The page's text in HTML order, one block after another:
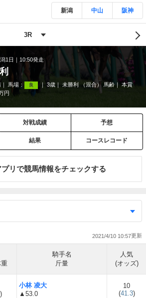
新潟 中山 阪神
1日 10:50発走
馬場： 良 3歳 未勝利 （混合） 馬齢
本賞
円
対戦成績 予想
結果 コースレコード
リで競馬情報をチェックする
2021/4/10 10:57
騎手名
斤量
人気
(オッズ)
小林 凌大
▲53.0
10
(41.3)